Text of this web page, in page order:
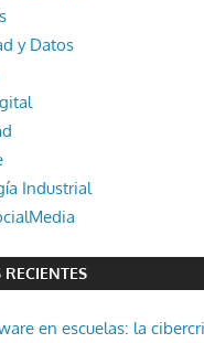
y Datos
Industrial
en escuelas: la